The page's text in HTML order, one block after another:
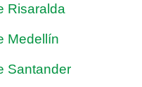
Risaralda
Medellín
Santander